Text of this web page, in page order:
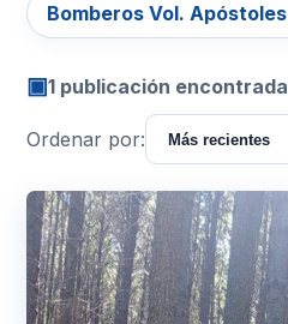
Bomberos Vol. Apóstoles
▣1 publicación encontrada
Ordenar por: